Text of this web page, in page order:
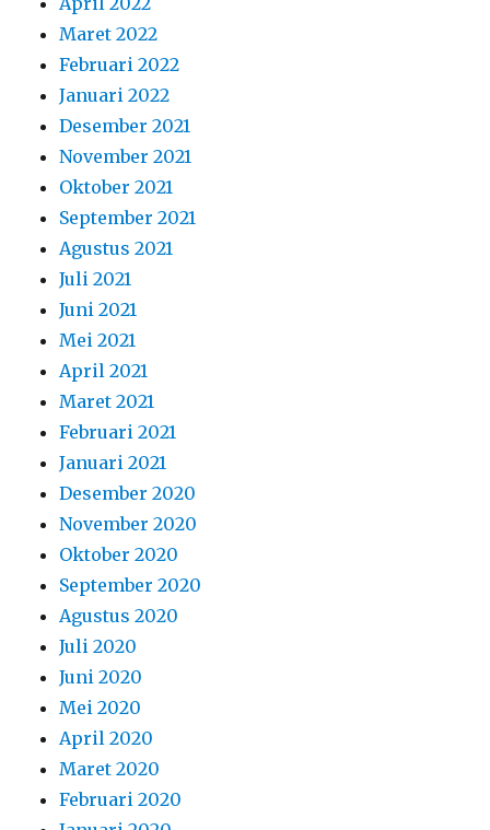
Maret 2022
Februari 2022
Januari 2022
Desember 2021
November 2021
Oktober 2021
September 2021
Agustus 2021
Juli 2021
Juni 2021
Mei 2021
April 2021
Maret 2021
Februari 2021
Januari 2021
Desember 2020
November 2020
Oktober 2020
September 2020
Agustus 2020
Juli 2020
Juni 2020
Mei 2020
April 2020
Maret 2020
Februari 2020